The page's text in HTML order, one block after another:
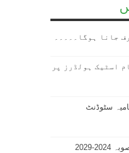
جانا ہوگا۔۔۔۔۔
اسٹیک ہولڈرز پر
سٹوڈنٹ
گلگت بلتستان ترقیاتی منصوبہ 2024-2029